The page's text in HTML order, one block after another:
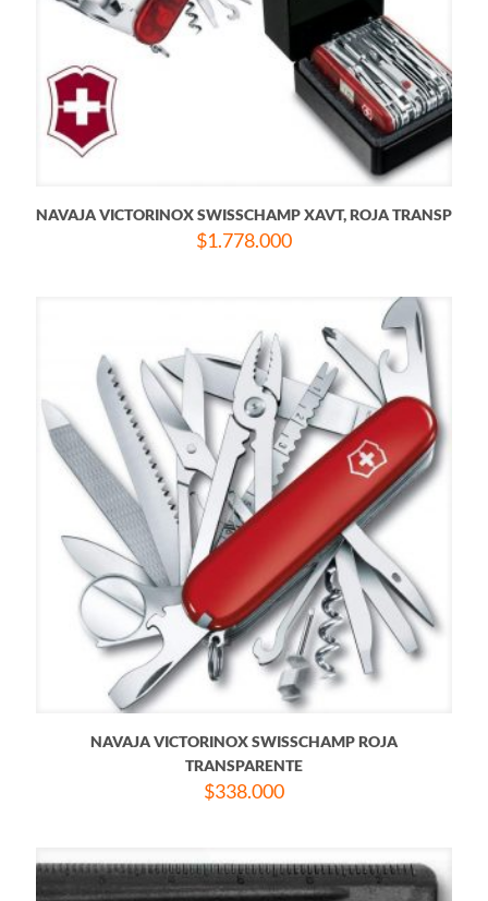
NAVAJA VICTORINOX SWISSCHAMP XAVT, ROJA TRANSP
$1.778.000
NAVAJA VICTORINOX SWISSCHAMP ROJA
TRANSPARENTE
$338.000